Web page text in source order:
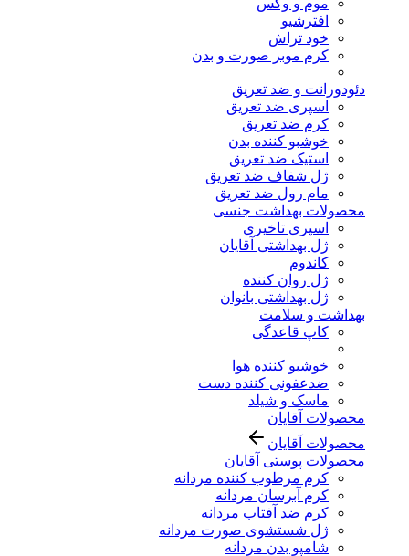
موم و وکس
افترشیو
خود تراش
کرم موبر صورت و بدن
دئودورانت و ضد تعریق
اسپری ضد تعریق
کرم ضد تعریق
خوشبو کننده بدن
استیک ضد تعریق
ژل شفاف ضد تعریق
مام رول ضد تعریق
محصولات بهداشت جنسی
اسپری تاخیری
ژل بهداشتی آقایان
کاندوم
ژل روان کننده
ژل بهداشتی بانوان
بهداشت و سلامت
کاپ قاعدگی
خوشبو کننده هوا
ضدعفونی کننده دست
ماسک و شیلد
محصولات آقایان
محصولات آقایان
محصولات پوستی آقایان
کرم مرطوب کننده مردانه
کرم آبرسان مردانه
کرم ضد آفتاب مردانه
ژل شستشوی صورت مردانه
شامپو بدن مردانه